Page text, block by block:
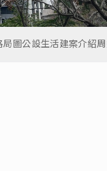
局圖公設生活建案介紹